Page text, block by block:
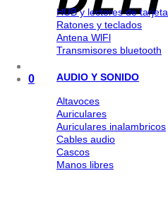
0
HUB y lectores de tarjeta
Ratones y teclados
Antena WlFl
Transmisores bluetooth
AUDIO Y SONIDO
Altavoces
Auriculares
Auriculares inalambricos
Cables audio
Cascos
Manos libres